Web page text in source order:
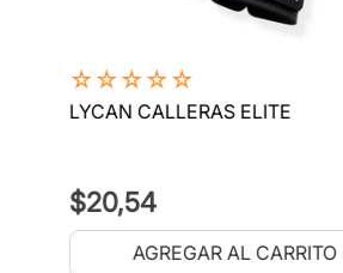
☆☆☆☆☆
LYCAN CALLERAS ELITE
$20,54
AGREGAR AL CARRITO